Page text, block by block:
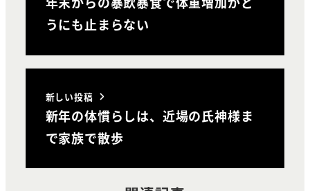
うにも止まらない
新しい投稿
新年の体慣らしは、近場の氏神様ま
で家族で散歩